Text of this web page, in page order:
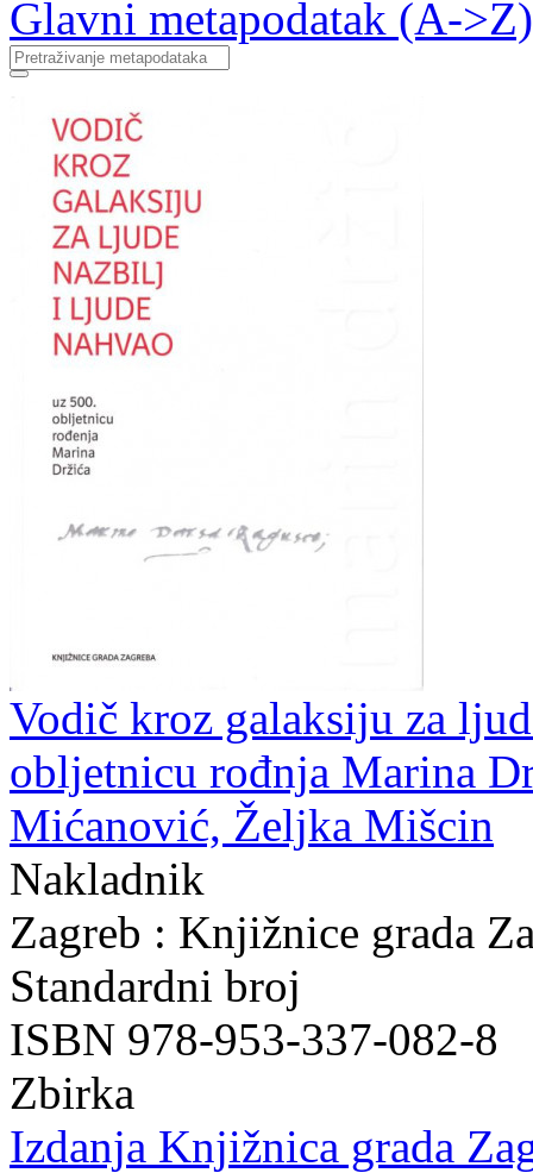
Glavni metapodatak (A->Z)
Vodič kroz galaksiju za
obljetnicu rođnja Marina
Mićanović, Željka Mišcin
Nakladnik
Zagreb : Knjižnice grada
Standardni broj
ISBN 978-953-337-082-8
Zbirka
Izdanja Knjižnica grada